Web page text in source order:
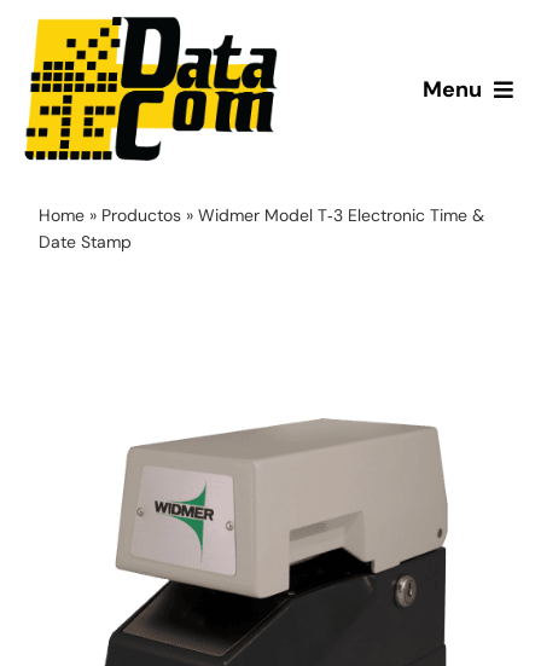
Saltar
contenido
Menu
¿Quiénes somos?
Home» Productos» Widmer Model T‑3 Electronic Time &
Date Stamp